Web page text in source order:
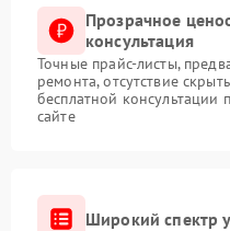
Прозрачное
консультация
Точные прайс-листы,
ремонта, отсутствие
бесплатной
сайте
Широкий спектр